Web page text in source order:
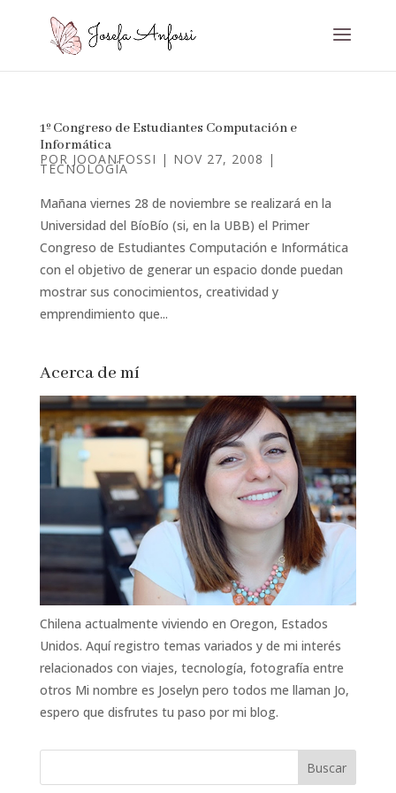
1º Congreso de Estudiantes Computación e
Informática
POR JOOANFOSSI | NOV 27, 2008 |
TECNOLOGÍA
Mañana viernes 28 de noviembre se realizará en la
Universidad del BíoBío (si, en la UBB) el Primer
Congreso de Estudiantes Computación e Informática
con el objetivo de generar un espacio donde puedan
mostrar sus conocimientos, creatividad y
emprendimiento que...
Acerca de mí
Chilena actualmente viviendo en Oregon, Estados
Unidos. Aquí registro temas variados y de mi interés
relacionados con viajes, tecnología, fotografía entre
otros Mi nombre es Joselyn pero todos me llaman Jo,
espero que disfrutes tu paso por mi blog.